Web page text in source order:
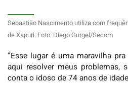
Sebastião Nascimento utiliza com
de Xapuri. Foto: Diego Gurgel/Secom
“Esse lugar é uma maravilha
aqui resolver meus problemas,
conta o idoso de 74 anos de